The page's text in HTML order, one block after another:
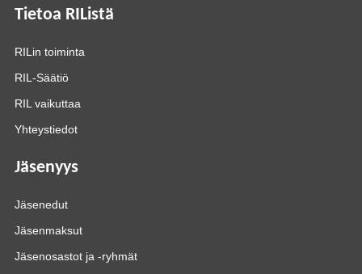
Tietoa RIListä
RILin toiminta
RIL-Säätiö
RIL vaikuttaa
Yhteystiedot
Jäsenyys
Jäsenedut
Jäsenmaksut
Jäsenosastot ja -ryhmät